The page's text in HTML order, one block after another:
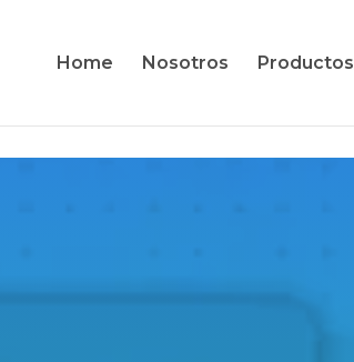
Home Nosotros Productos